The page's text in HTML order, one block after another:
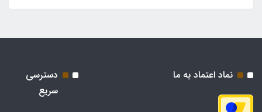
نماد اعتماد به ما
دسترسی
سریع